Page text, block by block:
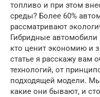
топливо и при этом
среды? Более 60%
рассматривают
Гибридные автомобили
кто ценит экономию и
статье я расскажу вам
технологий, от
подходящей модели. Мы
какие они бывают, и